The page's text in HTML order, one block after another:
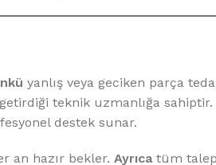
yanlış veya geciken parça
teknik uzmanlığa sahiptir.
destek sunar.
an hazır bekler. Ayrıca tüm